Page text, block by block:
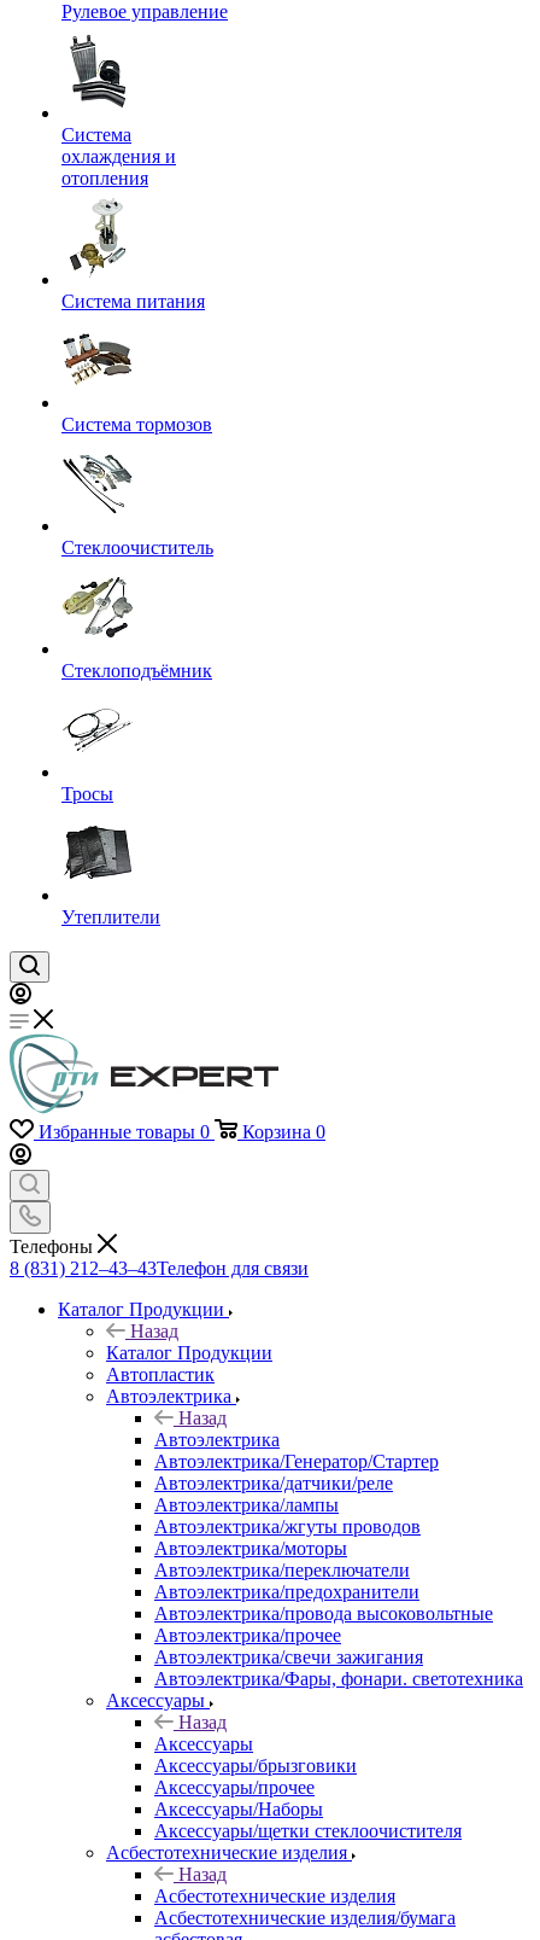
Рулевое управление
Система
охлаждения и
отопления
Система питания
Система тормозов
Стеклоочиститель
Стеклоподъёмник
Тросы
Утеплители
Избранные товары 0 Корзина 0
Телефоны
8 (831) 212–43–43Телефон для связи
Каталог Продукции
Назад
Каталог Продукции
Автопластик
Автоэлектрика
Назад
Автоэлектрика
Автоэлектрика/Генератор/Стартер
Автоэлектрика/датчики/реле
Автоэлектрика/лампы
Автоэлектрика/жгуты проводов
Автоэлектрика/моторы
Автоэлектрика/переключатели
Автоэлектрика/предохранители
Автоэлектрика/провода высоковольтные
Автоэлектрика/прочее
Автоэлектрика/свечи зажигания
Автоэлектрика/Фары, фонари. светотехника
Аксессуары
Назад
Аксессуары
Аксессуары/брызговики
Аксессуары/прочее
Аксессуары/Наборы
Аксессуары/щетки стеклоочистителя
Асбестотехнические изделия
Назад
Асбестотехнические изделия
Асбестотехнические изделия/бумага